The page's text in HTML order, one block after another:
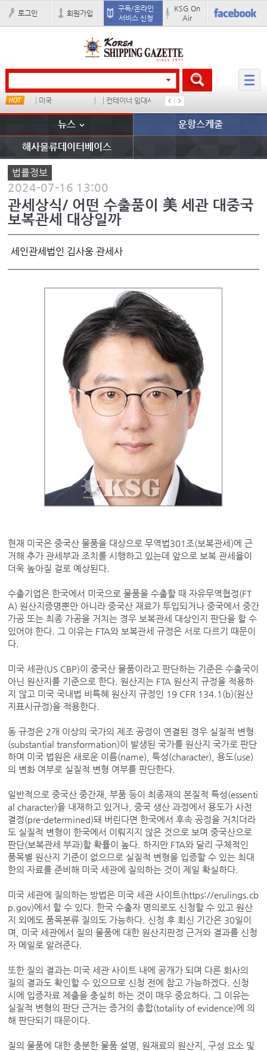
로그인 회원가입
구독/온라인
서비스 신청
KSG On
Air
미국 컨테이너 임대사 석도
뉴스 운항스케줄
해사물류데이터베이스
법률정보
2024-07-16 13:00
관세상식/ 어떤 수출품이 美 세관 대중국
보복관세 대상일까
세인관세법인 김사웅 관세사
현재 미국은 중국산 물품을 대상으로 무역법301조(보복관세)에 근
거해 추가 관세부과 조치를 시행하고 있는데 앞으로 보복 관세율이
더욱 높아질 걸로 예상된다.
수출기업은 한국에서 미국으로 물품을 수출할 때 자유무역협정(FT
A) 원산지증명뿐만 아니라 중국산 재료가 투입되거나 중국에서 중간
가공 또는 최종 가공을 거치는 경우 보복관세 대상인지 판단을 할 수
있어야 한다. 그 이유는 FTA와 보복관세 규정은 서로 다르기 때문이
다.
미국 세관(US CBP)이 중국산 물품이라고 판단하는 기준은 수출국이
아닌 원산지를 기준으로 한다. 원산지는 FTA 원산지 규정을 적용하
지 않고 미국 국내법 비특혜 원산지 규정인 19 CFR 134.1(b)(원산
지표시규정)을 적용한다.
동 규정은 2개 이상의 국가의 제조 공정이 연결된 경우 실질적 변형
(substantial transformation)이 발생된 국가를 원산지 국가로 판단
하며 미국 법원은 새로운 이름(name), 특성(character), 용도(use)
의 변화 여부로 실질적 변형 여부를 판단한다.
일반적으로 중국산 중간재, 부품 등이 최종재의 본질적 특성(essenti
al character)을 내재하고 있거나, 중국 생산 과정에서 용도가 사전
결정(pre-determined)돼 버린다면 한국에서 후속 공정을 거치더라
도 실질적 변형이 한국에서 이뤄지지 않은 것으로 보며 중국산으로
판단(보복관세 부과)할 확률이 높다. 하지만 FTA와 달리 구체적인
품목별 원산지 기준이 없으므로 실질적 변형을 입증할 수 있는 최대
한의 자료를 준비해 미국 세관에 질의하는 것이 제일 확실하다.
미국 세관에 질의하는 방법은 미국 세관 사이트(https://erulings.cb
p.gov)에서 할 수 있다. 한국 수출자 명의로도 신청할 수 있고 원산
지 외에도 품목분류 질의도 가능하다. 신청 후 회신 기간은 30일이
며, 미국 세관에서 질의 물품에 대한 원산지판정 근거와 결과를 신청
자 메일로 알려준다.
또한 질의 결과는 미국 세관 사이트 내에 공개가 되며 다른 회사의
질의 결과도 확인할 수 있으므로 신청 전에 참고 가능하겠다. 신청
시에 입증자료 제출을 충실히 하는 것이 매우 중요하다. 그 이유는
실질적 변형의 판단 근거는 증거의 총합(totality of evidence)에 의
해 판단되기 때문이다.
질의 물품에 대한 충분한 물품 설명, 원재료의 원산지, 구성 요소 및